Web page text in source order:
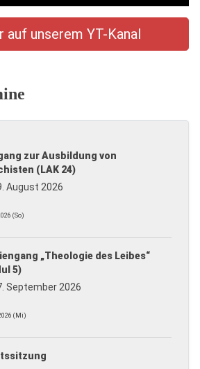
auf unserem YT-Kanal
zur Ausbildung von
(LAK 24)
August 2026
(So)
„Theologie des Leibes“
5)
September 2026
(Mi)